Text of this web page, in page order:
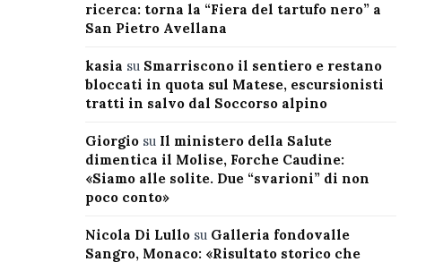
ricerca: torna la “Fiera del tartufo nero” a
San Pietro Avellana
kasia su Smarriscono il sentiero e restano
bloccati in quota sul Matese, escursionisti
tratti in salvo dal Soccorso alpino
Giorgiosu Il ministero della Salute
dimentica il Molise, Forche Caudine:
«Siamo alle solite. Due “svarioni” di non
poco conto»
Nicola Di Lullosu Galleria fondovalle
Sangro, Monaco: «Risultato storico che